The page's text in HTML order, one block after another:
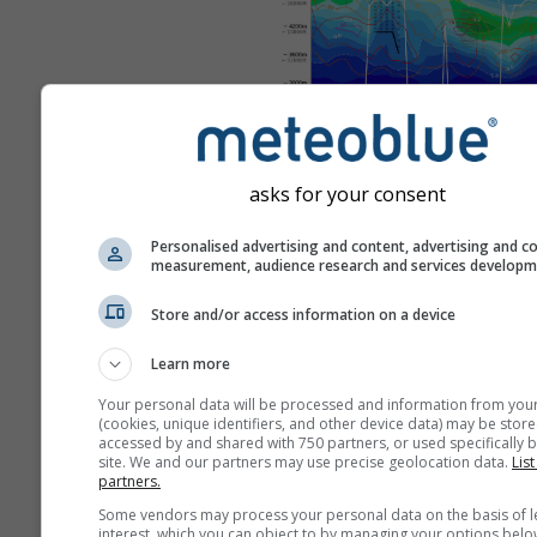
ეს არის შესანიშნავი
პირობების მაგალითი,
ხშირად ფიქსირდება
საუკეთესო სორინგის
მსგავს, თუმცა უფრო დაბალ
სიმაღლემდე მისაღწევ
თითქმის ყველგან იპოვით.
asks for your consent
Personalised advertising and content, advertising and
measurement, audience research and services
Store and/or access information on a device
Learn more
Your personal data will be processed and information from
(cookies, unique identifiers, and other device data) may be
accessed by and shared with 750 partners, or used specifically
site. We and our partners may use precise geolocation data.
partners.
Some vendors may process your personal data on the basis of